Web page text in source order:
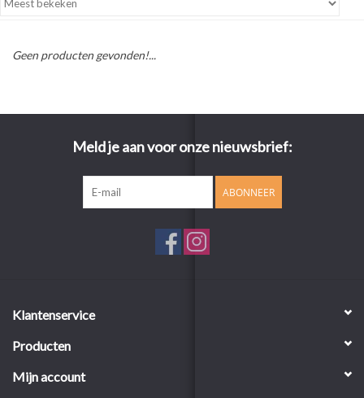
Geen producten gevonden!...
Meld je aan voor onze nieuwsbrief:
ABONNEER
Klantenservice
Producten
Mijn account